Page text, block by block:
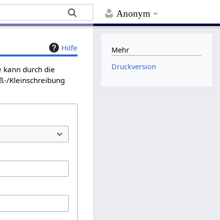
Anonym
Hilfe
kann durch die
Kleinschreibung
Mehr
Druckversion